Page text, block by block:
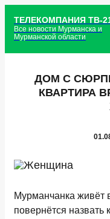
ТЕЛЕКОМПАНИЯ ТВ-
Все новости Мурманска и
Мурманской области
ДОМ С
КВАРТИРА
Мурманчанка живёт
повернётся назвать